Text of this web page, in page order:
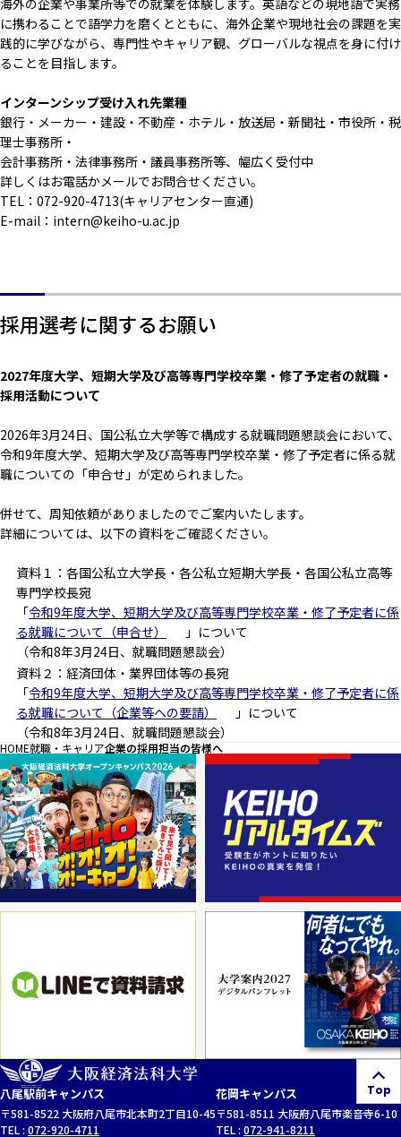
に携わることで語学力を磨くとともに、海外企業や現地社会の課題を実
践的に学びながら、専門性やキャリア観、グローバルな視点を身に付け
ることを目指します。
インターンシップ受け入れ先業種
銀行・メーカー・建設・不動産・ホテル・放送局・新聞社・市役所・税
理士事務所・
会計事務所・法律事務所・議員事務所等、幅広く受付中
詳しくはお電話かメールでお問合せください。
TEL：072-920-4713(キャリアセンター直通)
E-mail：intern@keiho-u.ac.jp
採用選考に関するお願い
2027年度大学、短期大学及び高等専門学校卒業・修了予定者の就職・
採用活動について
2026年3月24日、国公私立大学等で構成する就職問題懇談会において、
令和9年度大学、短期大学及び高等専門学校卒業・修了予定者に係る就
職についての「申合せ」が定められました。
併せて、周知依頼がありましたのでご案内いたします。
詳細については、以下の資料をご確認ください。
資料１：各国公私立大学長・各公私立短期大学長・各国公私立高等
専門学校長宛
「令和9年度大学、短期大学及び高等専門学校卒業・修了予定者に係
る就職について（申合せ）
」について
（令和8年3月24日、就職問題懇談会）
資料２：経済団体・業界団体等の長宛
「令和9年度大学、短期大学及び高等専門学校卒業・修了予定者に係
る就職について（企業等への要請）
」について
（令和8年3月24日、就職問題懇談会）
HOME就職・キャリア企業の採用担当の皆様へ
八尾駅前キャンパス
〒581-8522 大阪府八尾市北本町2丁目10-45
TEL : 072-920-4711
花岡キャンパス
〒581-8511 大阪府八尾市楽音寺6-10
TEL : 072-941-8211
Top